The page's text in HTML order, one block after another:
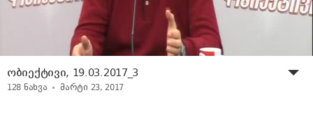
ობიექტივი, 19.03.2017_3
128 ნახვა მარტი 23, 2017